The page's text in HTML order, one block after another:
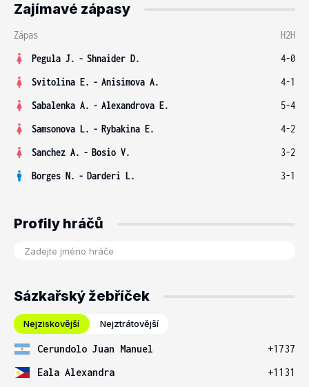
Zajímavé zápasy
Zápas
H2H
Pegula J. - Shnaider D.
4-0
Svitolina E. - Anisimova A.
4-1
Sabalenka A. - Alexandrova E.
5-4
Samsonova L. - Rybakina E.
4-2
Sanchez A. - Bosio V.
3-2
Borges N. - Darderi L. 3-1
Profily hráčů
Sázkařský žebříček
Nejziskovější Nejztrátovější
Cerundolo Juan Manuel
+1737
Eala Alexandra
+1131